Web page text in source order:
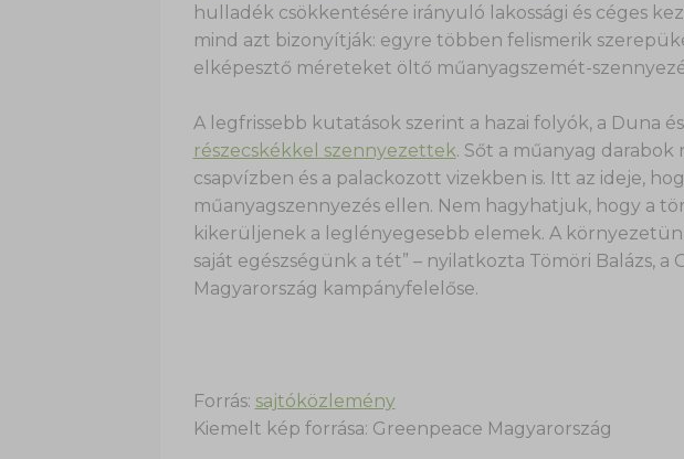
hulladék csökkentésére irányuló lakossági és céges
mind azt bizonyítják: egyre többen felismerik
elképesztő méreteket öltő műanyagszemét-
A legfrissebb kutatások szerint a hazai folyók, a Duna és
részecskékkel szennyezettek. Sőt a műanyag darabok
csapvízben és a palackozott vizekben is. Itt az ideje,
műanyagszennyezés ellen. Nem hagyhatjuk, hogy a
kikerüljenek a leglényegesebb elemek. A
saját egészségünk a tét” – nyilatkozta Tömöri Balázs, a
Magyarország kampányfelelőse.
Forrás: sajtóközlemény
Kiemelt kép forrása: Greenpeace Magyarország